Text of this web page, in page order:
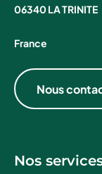
06340 LA TRINITE
France
Nous
Nos